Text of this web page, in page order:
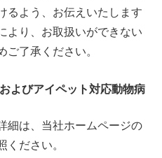
るよう、お伝えいたします
より、お取扱いができない
ご了承ください。
よびアイペット対応動物病
細は、当社ホームページの
ください。